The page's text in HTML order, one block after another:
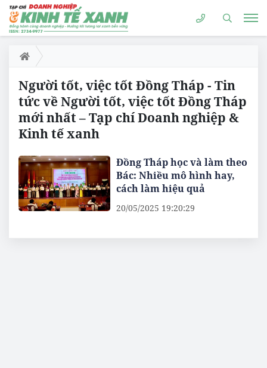
Người tốt, việc tốt Đồng Tháp - Tin
tức về Người tốt, việc tốt Đồng Tháp
mới nhất – Tạp chí Doanh nghiệp &
Kinh tế xanh
Đồng Tháp học và làm theo
Bác: Nhiều mô hình hay,
cách làm hiệu quả
20/05/2025 19:20:29